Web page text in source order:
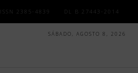
ISSN 2385-4839 DL B 27443-2014
SÁBADO, AGOSTO 8, 2026